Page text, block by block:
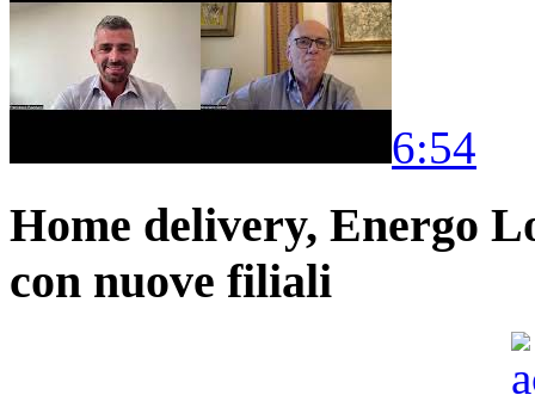
6:54
Home delivery, Energo
con nuove filiali